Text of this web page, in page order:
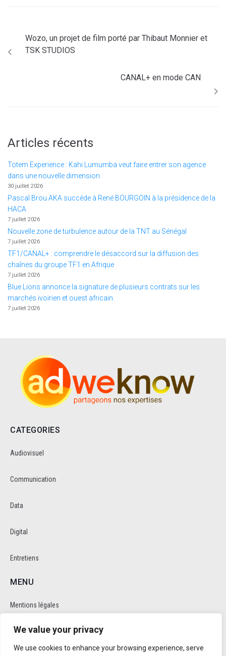
We value your privacy
We use cookies to enhance your browsing experience, serve
Wozo, un projet de film porté par Thibaut Monnier et
TSK STUDIOS
CANAL+ en mode CAN
Articles récents
Totem Experience : Kahi Lumumba veut faire entrer son agence
dans une nouvelle dimension
30 juillet 2026
Pascal Brou AKA succède à René BOURGOIN à la présidence de la
HACA
7 juillet 2026
Nouvelle zone de turbulence autour de la TNT au Sénégal
7 juillet 2026
TF1/CANAL+ : comprendre le désaccord sur la diffusion des
chaînes du groupe TF1 en Afrique
7 juillet 2026
Blue Lions annonce la signature de plusieurs contrats sur les
marchés ivoirien et ouest africain.
7 juillet 2026
CATEGORIES
Audiovisuel
Communication
Data
Digital
Entretiens
MENU
Mentions légales
Politique de cookie et de confidentalité